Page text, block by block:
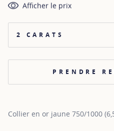
Afficher le prix
2 CARATS
PRENDRE
Collier en or jaune 750/1000